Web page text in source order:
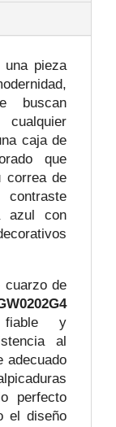
pieza
buscan
caja de
que
correa de
azul con
cuarzo de
fiable y
al
adecuado
perfecto
el diseño